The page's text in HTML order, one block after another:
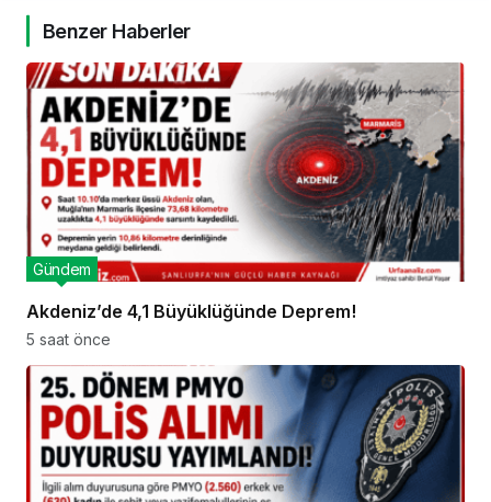
Benzer Haberler
Akdeniz’de 4,1 Büyüklüğünde Deprem!
Gündem
5 saat önce